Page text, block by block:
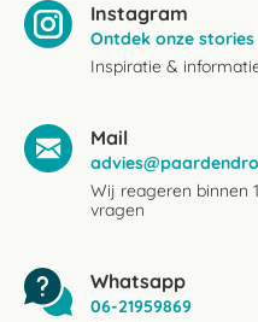
Instagram
Ontdek onze stories
Inspiratie &
Mail
Wij reageren binnen
vragen
Whatsapp
06-21959869